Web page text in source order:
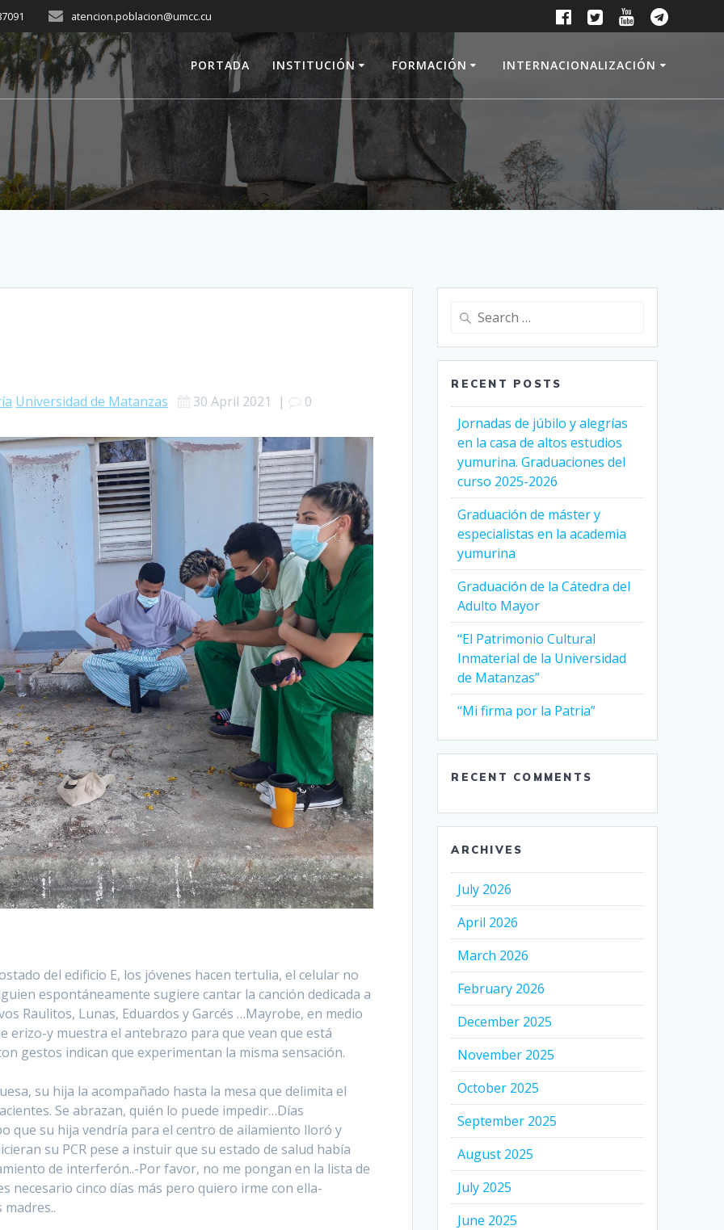
atencion.poblacion@umcc.cu
PORTADA INSTITUCIÓN FORMACIÓN INTERNACIONALIZACIÓN
Universidad de Matanzas 30 April 2021 | 0
del edificio E, los jóvenes hacen tertulia, el celular no
espontáneamente sugiere cantar la canción dedicada a
Raulitos, Lunas, Eduardos y Garcés …Mayrobe, en medio
erizo-y muestra el antebrazo para que vean que está
gestos indican que experimentan la misma sensación.
su hija la acompañado hasta la mesa que delimita el
Se abrazan, quién lo puede impedir…Días
que su hija vendría para el centro de ailamiento lloró y
su PCR pese a instuir que su estado de salud había
de interferón..-Por favor, no me pongan en la lista de
necesario cinco días más pero quiero irme con ella-
Search
RECENT POSTS
Jornadas de júbilo y alegrías
en la casa de altos estudios
yumurina. Graduaciones del
curso 2025-2026
Graduación de máster y
especialistas en la academia
yumurina
Graduación de la Cátedra del
Adulto Mayor
“El Patrimonio Cultural
Inmaterial de la Universidad
de Matanzas”
“Mi firma por la Patria”
RECENT COMMENTS
ARCHIVES
July 2026
April 2026
March 2026
February 2026
December 2025
November 2025
October 2025
September 2025
August 2025
July 2025
June 2025